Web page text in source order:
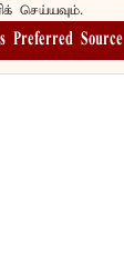
செய்யவும்.
Preferred Source